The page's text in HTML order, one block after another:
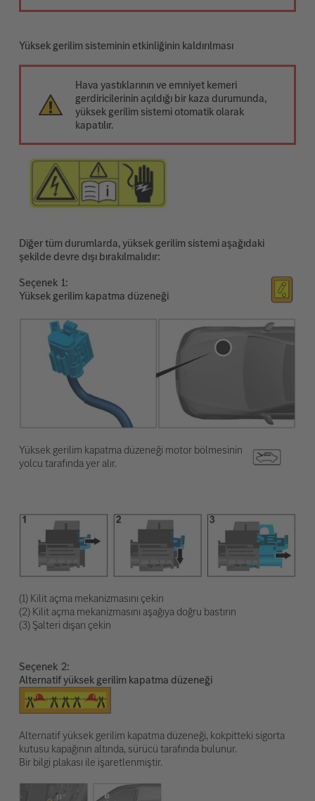
Yüksek gerilim sisteminin etkinliğinin kaldırılması
Hava yastıklarının ve emniyet kemeri
gerdiricilerinin açıldığı bir kaza durumunda,
yüksek gerilim sistemi otomatik olarak
kapatılır.
Diğer tüm durumlarda, yüksek gerilim sistemi aşağıdaki
şekilde devre dışı bırakılmalıdır:
Seçenek
Yüksek gerilim kapatma düzeneği
Yüksek gerilim kapatma düzeneği motor bölmesinin
yolcu tarafında yer alır.
(1) Kilit açma mekanizmasını çekin
(2) Kilit açma mekanizmasını aşağıya doğru bastırın
(3) Şalteri dışarı çekin
Seçenek
Alternatif yüksek gerilim kapatma düzeneği
Alternatif yüksek gerilim kapatma düzeneği, kokpitteki sigorta
kutusu kapağının altında, sürücü tarafında bulunur.
Bir bilgi plakası ile işaretlenmiştir.